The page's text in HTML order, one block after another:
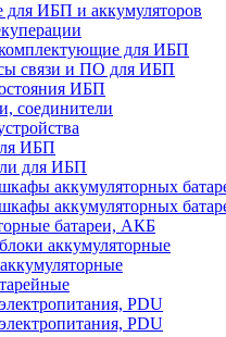
ИБП и аккумуляторов
для ИБП
связи и ПО для ИБП
ИБП
соединители
ИБП
для ИБП
аккумуляторных
аккумуляторных
батареи, АКБ
аккумуляторные
PDU
PDU